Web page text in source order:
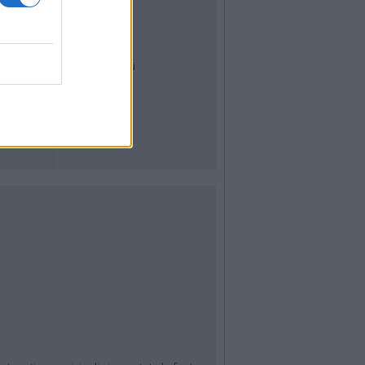
Articoli più letti